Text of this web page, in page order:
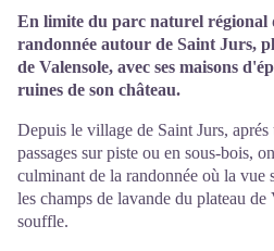
En limite du parc naturel régional
randonnée autour de Saint Jurs,
de Valensole, avec ses maisons
ruines de son château.
Depuis le village de Saint Jurs, aprés
passages sur piste ou en sous-bois,
culminant de la randonnée où la vue
les champs de lavande du plateau de
souffle.